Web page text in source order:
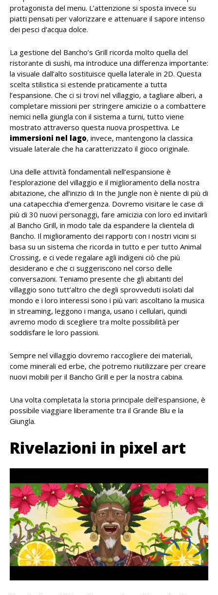
protagonista del menu. L’attenzione si sposta invece su
piatti pensati per valorizzare e attenuare il sapore intenso
dei pesci d’acqua dolce.
La gestione del Bancho’s Grill ricorda molto quella del
ristorante di sushi, ma introduce una differenza importante:
la visuale dall’alto sostituisce quella laterale in 2D. Questa
scelta stilistica si estende praticamente a tutta
l’espansione. Che ci si trovi nel villaggio, a tagliare alberi, a
completare missioni per stringere amicizie o a combattere
nemici nella giungla con il sistema a turni, tutto viene
mostrato attraverso questa nuova prospettiva. Le
immersioni nel lago, invece, mantengono la classica
visuale laterale che ha caratterizzato il gioco originale.
Una delle attività fondamentali nell’espansione è
l’esplorazione del villaggio e il miglioramento della nostra
abitazione, che all’inizio di In the Jungle non è niente di più di
una catapecchia d’emergenza. Dovremo visitare le case di
più di 30 nuovi personaggi, fare amicizia con loro ed invitarli
al Bancho Grill, in modo tale da espandere la clientela di
Bancho. Il miglioramento dei rapporti con i nostri vicini si
basa su un sistema che ricorda in tutto e per tutto Animal
Crossing, e ci vede regalare agli indigeni ciò che più
desiderano e che ci suggeriscono nel corso delle
conversazioni. Teniamo presente che gli abitanti del
villaggio sono tutt’altro che degli sprovveduti isolati dal
mondo e i loro interessi sono i più vari: ascoltano la musica
in streaming, leggono i manga, usano i cellulari, quindi
avremo modo di scegliere tra molte possibilità per
soddisfare le loro passioni.
Sempre nel villaggio dovremo raccogliere dei materiali,
come minerali ed erbe, che potremo riutilizzare per creare
nuovi mobili per il Bancho Grill e per la nostra cabina.
Una volta completata la storia principale dell’espansione, è
possibile viaggiare liberamente tra il Grande Blu e la
Giungla.
Rivelazioni in pixel art